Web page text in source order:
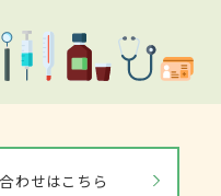
わせはこちら